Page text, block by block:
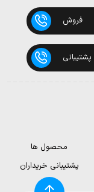
فروش
پشتیبانی
محصول ها
پشتیبانی خریداران